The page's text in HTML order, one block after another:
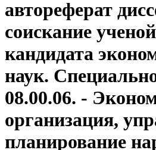
автореферат
соискание
кандидата
наук.
08.00.06. -
организация,
планирование